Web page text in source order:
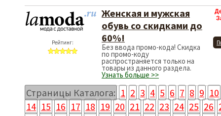
Рейтинг:
Женская и мужская
обувь со скидками до
60%!
Без ввода промо-кода! Скидка
по промо-коду
распространяется только на
товары из данного раздела.
Узнать больше >>
Страницы Каталога: 1 2 3 4 5 6 7 8 9 10
14 15 16 17 18 19 20 21 22 23 24 25 26